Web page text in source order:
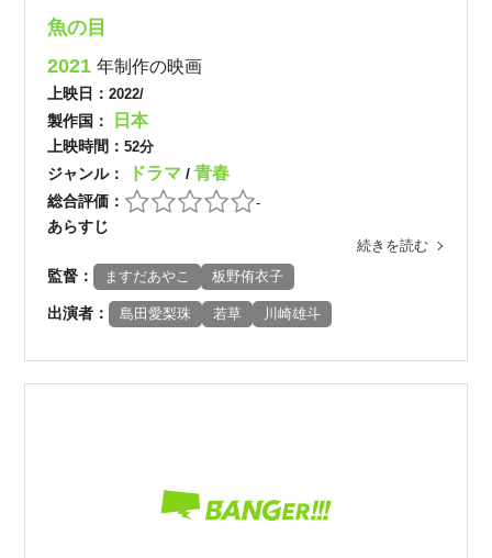
魚の目
2021年制作の映画
上映日：2022/
製作国： 日本
上映時間：52分
ジャンル： ドラマ/青春
総合評価： -
あらすじ
続きを読む
監督： ますだあやこ 板野侑衣子
出演者： 島田愛梨珠 若草 川崎雄斗